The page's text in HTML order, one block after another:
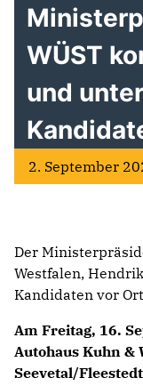
WÜST
und
2. September
Der
Westfalen,
Kandidaten vor
Am Freitag, 16.
Autohaus Kuhn &
Seevetal/Fleestedt